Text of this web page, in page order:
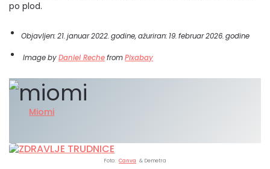
po plod.
Objavljen: 21. januar 2022. godine, ažuriran: 19. februar 2026. godine
Image byDaniel RechefromPixabay
Miomi
Foto: Canva & Demetra